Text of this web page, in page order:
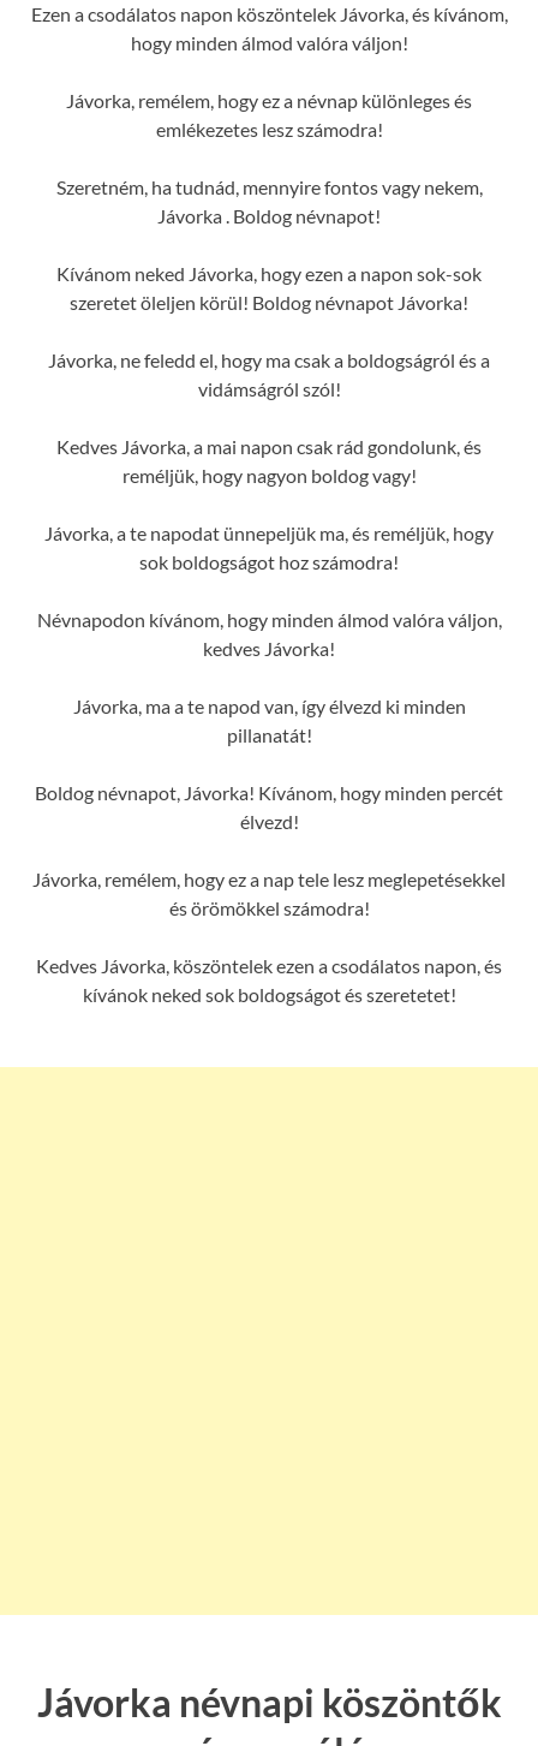
Ezen a csodálatos napon köszöntelek Jávorka, és kívánom,
hogy minden álmod valóra váljon!
Jávorka, remélem, hogy ez a névnap különleges és
emlékezetes lesz számodra!
Szeretném, ha tudnád, mennyire fontos vagy nekem,
Jávorka . Boldog névnapot!
Kívánom neked Jávorka, hogy ezen a napon sok-sok
szeretet öleljen körül! Boldog névnapot Jávorka!
Jávorka, ne feledd el, hogy ma csak a boldogságról és a
vidámságról szól!
Kedves Jávorka, a mai napon csak rád gondolunk, és
reméljük, hogy nagyon boldog vagy!
Jávorka, a te napodat ünnepeljük ma, és reméljük, hogy
sok boldogságot hoz számodra!
Névnapodon kívánom, hogy minden álmod valóra váljon,
kedves Jávorka!
Jávorka, ma a te napod van, így élvezd ki minden
pillanatát!
Boldog névnapot, Jávorka! Kívánom, hogy minden percét
élvezd!
Jávorka, remélem, hogy ez a nap tele lesz meglepetésekkel
és örömökkel számodra!
Kedves Jávorka, köszöntelek ezen a csodálatos napon, és
kívánok neked sok boldogságot és szeretetet!
Jávorka névnapi köszöntők